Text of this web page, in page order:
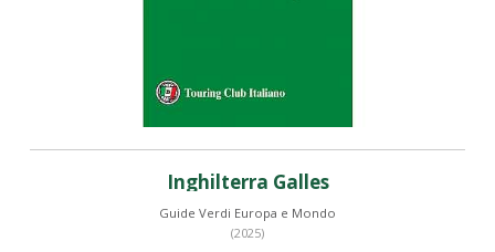
Inghilterra Galles
Guide Verdi Europa e Mondo
(2025)